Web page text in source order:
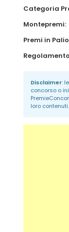
Categoria
Montepremi:
Premi in
Disclaimer:
concorso o
loro contenuti.